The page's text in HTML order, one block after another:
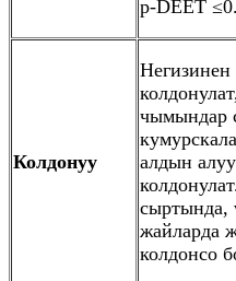
p-DEET
Колдонуу
Негизинен
чымындар
алдын
сыртында,
жайларда
колдонсо